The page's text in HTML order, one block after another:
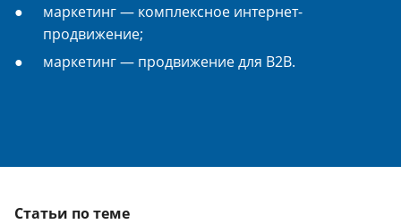
маркетинг — комплексное интернет-
продвижение;
маркетинг — продвижение для B2B.
Статьи по теме